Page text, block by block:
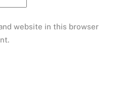
website in this browser